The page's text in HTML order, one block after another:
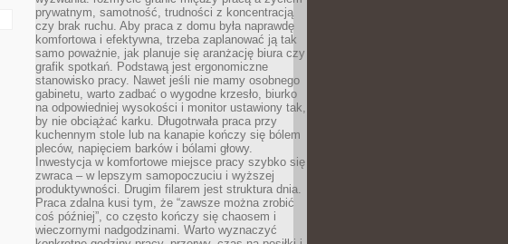
prywatnym, samotność, trudności z koncentracją
czy brak ruchu. Aby praca z domu była naprawdę
komfortowa i efektywna, trzeba zaplanować ją tak
samo poważnie, jak planuje się aranżację biura czy
grafik spotkań. Podstawą jest ergonomiczne
stanowisko pracy. Nawet jeśli nie mamy osobnego
gabinetu, warto zadbać o wygodne krzesło, biurko
na odpowiedniej wysokości i monitor ustawiony tak,
by nie obciążać karku. Długotrwała praca przy
kuchennym stole lub na kanapie kończy się bólem
pleców, napięciem barków i bólami głowy.
Inwestycja w komfortowe miejsce pracy szybko się
zwraca – w lepszym samopoczuciu i wyższej
produktywności. Drugim filarem jest struktura dnia.
Praca zdalna kusi tym, że “zawsze można zrobić
coś później”, co często kończy się chaosem i
wieczornymi nadgodzinami. Warto wyznaczyć